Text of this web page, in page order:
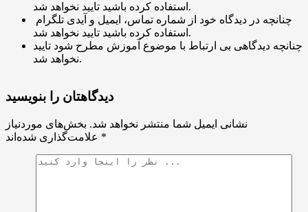
استفاده کرده باشید تایید نخواهد شد.
استفاده کرده باشید تایید نخواهد شد.
چنانچه دیدگاهی بی ارتباط با موضوع آموزش مطرح شود تایید
نخواهد شد.
دیدگاهتان را بنویسید
نشانی ایمیل شما منتشر نخواهد شد. بخش‌های موردنیاز
*